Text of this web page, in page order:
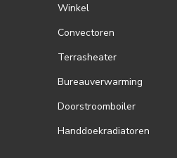
Winkel
Convectoren
Terrasheater
Bureauverwarming
Doorstroomboiler
Handdoekradiatoren